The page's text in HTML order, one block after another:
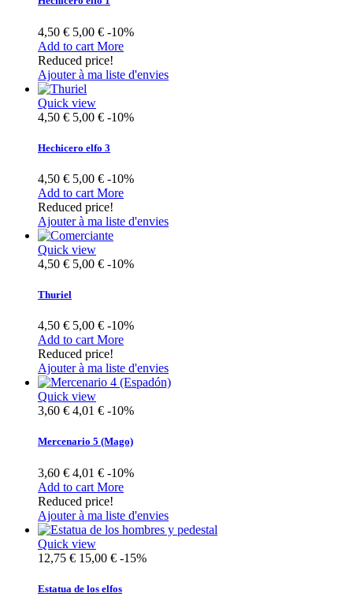
4,50 € 5,00 € -10%
Add to cart More
Reduced price!
Ajouter à ma liste d'envies
Quick view
4,50 € 5,00 € -10%
Hechicero elfo 3
4,50 € 5,00 € -10%
Add to cart More
Reduced price!
Ajouter à ma liste d'envies
Quick view
4,50 € 5,00 € -10%
Thuriel
4,50 € 5,00 € -10%
Add to cart More
Reduced price!
Ajouter à ma liste d'envies
Quick view
3,60 € 4,01 € -10%
Mercenario 5 (Mago)
3,60 € 4,01 € -10%
Add to cart More
Reduced price!
Ajouter à ma liste d'envies
Quick view
12,75 € 15,00 € -15%
Estatua de los elfos